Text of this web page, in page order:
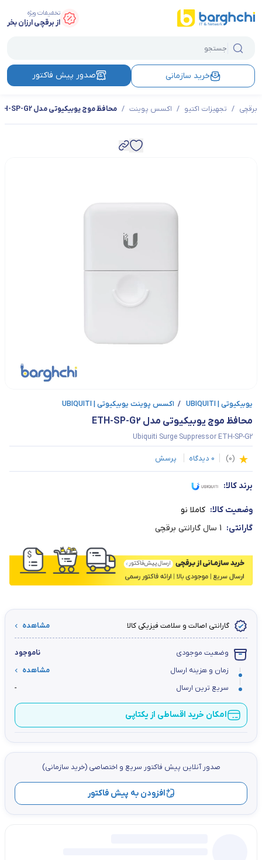
تخفیفات ویژه
از برقچی ارزان بخر
خرید سازمانی صدور پیش فاکتور
برقچی / تجهیزات اکتیو / اکسس پوینت / محافظ موج یوبیکیوتی مدل ETH-SP-G2
یوبیکیوتی | UBIQUITI / اکسس پوینت یوبیکیوتی | UBIQUITI
محافظ موج یوبیکیوتی مدل ETH-SP-G2
Ubiquiti Surge Suppressor ETH-SP-G2
(
0
)
0 دیدگاه پرسش
برند کالا:
وضعیت کالا: کاملا نو
گارانتی: 1 سال گارانتی برقچی
گارانتی اصالت و سلامت فیزیکی کالا مشاهده
وضعیت موجودی
ناموجود
زمان و هزینه ارسال
مشاهده
سریع ترین ارسال
-
امکان خرید اقساطی از یکتاپی
صدور آنلاین پيش فاكتور سریع و اختصاصي (خرید سازمانی)
افزودن به پیش فاکتور